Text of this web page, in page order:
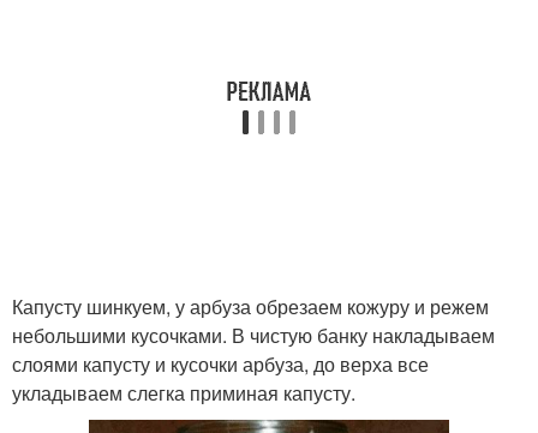
Капусту шинкуем, у арбуза обрезаем кожуру и режем
небольшими кусочками. В чистую банку накладываем
слоями капусту и кусочки арбуза, до верха все
укладываем слегка приминая капусту.